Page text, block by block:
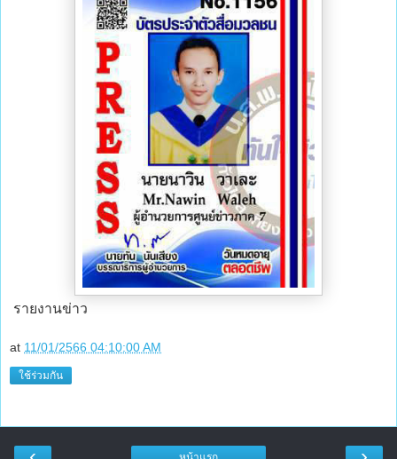
รายงานข่าว
at 11/01/2566 04:10:00 AM
ใช้ร่วมกัน